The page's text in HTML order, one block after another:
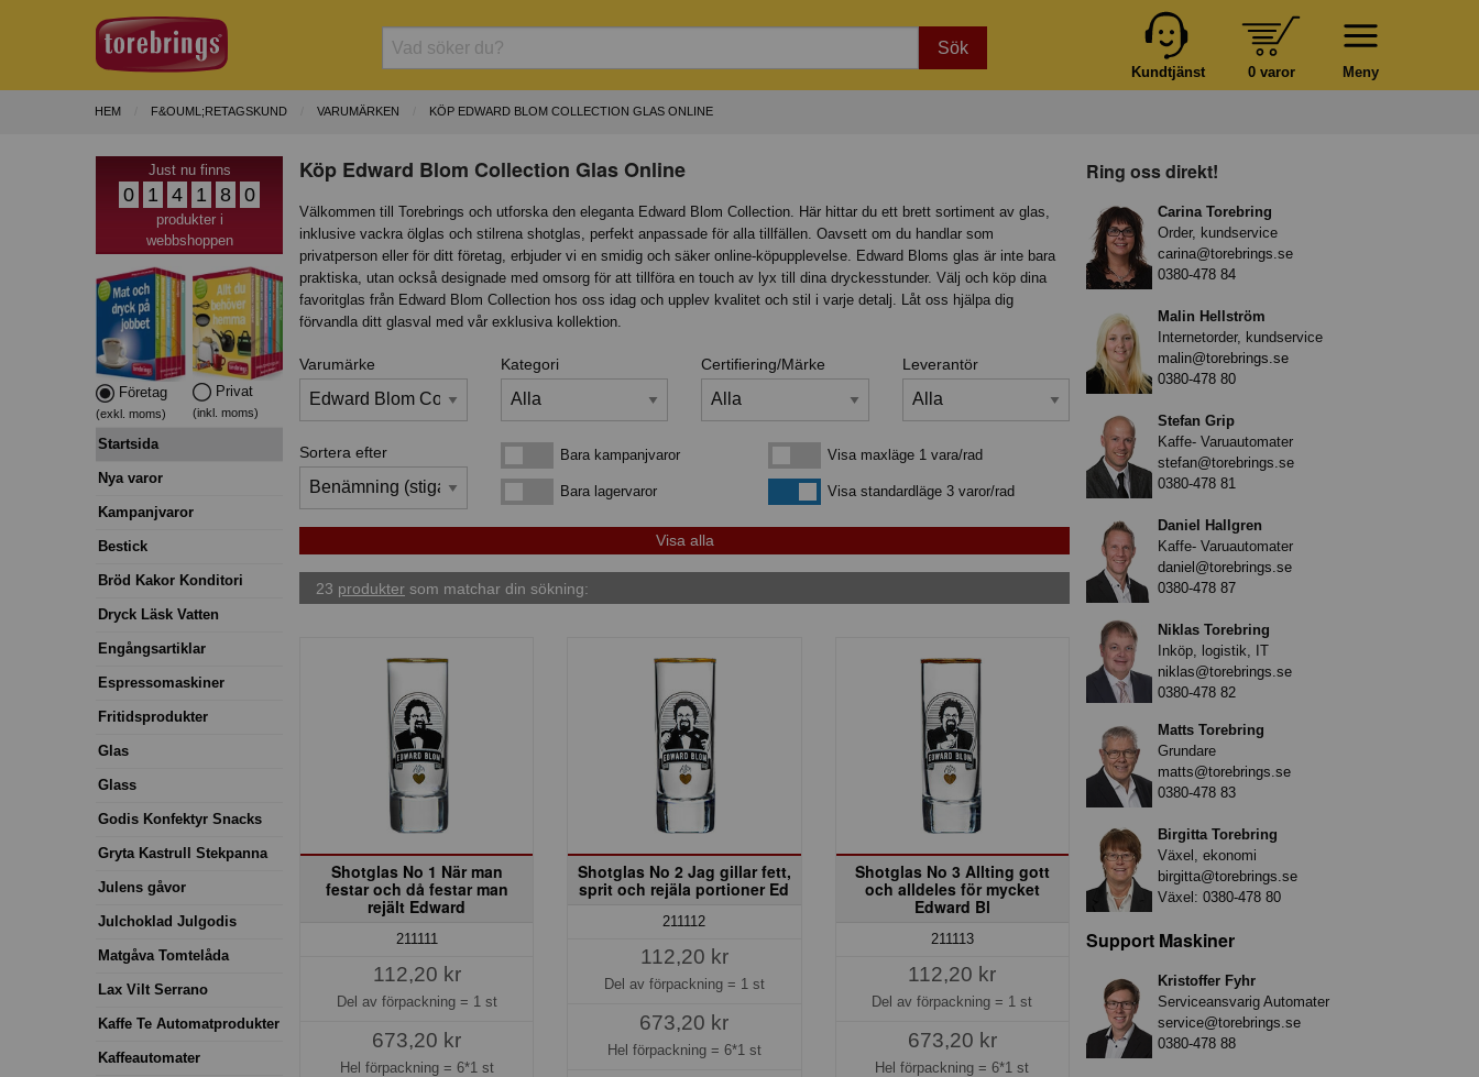
Sök
Meny
0 varor
Kundtjänst
HEM F&OUML;RETAGSKUND VARUMÄRKEN KÖP EDWARD BLOM COLLECTION GLAS ONLINE
Just nu finns
0 1 4 1 8 0
produkter i
webbshoppen
Företag
(exkl. moms)
Privat
(inkl. moms)
Startsida
Nya varor
Kampanjvaror
Bestick
Bröd Kakor Konditori
Dryck Läsk Vatten
Engångsartiklar
Espressomaskiner
Fritidsprodukter
Glas
Glass
Godis Konfektyr Snacks
Gryta Kastrull Stekpanna
Julens gåvor
Julchoklad Julgodis
Matgåva Tomtelåda
Lax Vilt Serrano
Kaffe Te Automatprodukter
Kaffeautomater
Köp Edward Blom Collection Glas Online
Välkommen till Torebrings och utforska den eleganta Edward Blom Collection. Här hittar du ett brett sortiment av glas,
inklusive vackra ölglas och stilrena shotglas, perfekt anpassade för alla tillfällen. Oavsett om du handlar som
privatperson eller för ditt företag, erbjuder vi en smidig och säker online-köpupplevelse. Edward Bloms glas är inte bara
praktiska, utan också designade med omsorg för att tillföra en touch av lyx till dina dryckesstunder. Välj och köp dina
favoritglas från Edward Blom Collection hos oss idag och upplev kvalitet och stil i varje detalj. Låt oss hjälpa dig
förvandla ditt glasval med vår exklusiva kollektion.
Varumärke Kategori Certifiering/Märke Leverantör
Sortera efter Bara kampanjvarorBara kampanjvaror
Bara lagervarorBara lagervaror
Visa maxläge 1 vara/rad
Visa maxläge 1 vara/rad
Visa standardlägeVisa standardläge 3 varor/rad
23 produkter som matchar din sökning:
Shotglas No 1 När man
festar och då festar man
rejält Edward
211111
112,20 kr
Del av förpackning = 1 st
673,20 kr
Hel förpackning = 6*1 st
Shotglas No 2 Jag gillar fett,
sprit och rejäla portioner Ed
211112
112,20 kr
Del av förpackning = 1 st
673,20 kr
Hel förpackning = 6*1 st
Shotglas No 3 Allting gott
och alldeles för mycket
Edward Bl
211113
112,20 kr
Del av förpackning = 1 st
673,20 kr
Hel förpackning =6*1 st
Ring oss direkt!
Carina Torebring
Order, kundservice
carina@torebrings.se
0380-478 84
Malin Hellström
Internetorder, kundservice
malin@torebrings.se
0380-478 80
Stefan Grip
Kaffe- Varuautomater
stefan@torebrings.se
0380-478 81
Daniel Hallgren
Kaffe- Varuautomater
daniel@torebrings.se
0380-478 87
Niklas Torebring
Inköp, logistik, IT
niklas@torebrings.se
0380-478 82
Matts Torebring
Grundare
matts@torebrings.se
0380-478 83
Birgitta Torebring
Växel, ekonomi
birgitta@torebrings.se
Växel: 0380-478 80
Support Maskiner
Kristoffer Fyhr
Serviceansvarig Automater
service@torebrings.se
0380-478 88